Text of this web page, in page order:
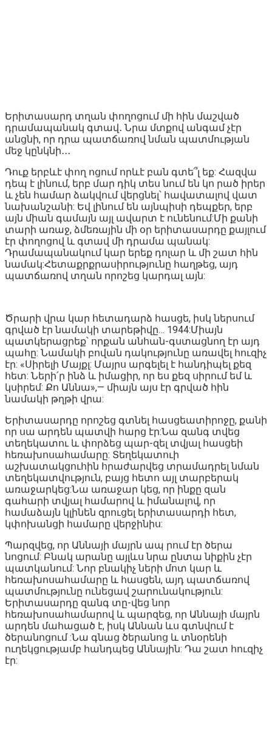
Երիտասարդ տղան փողոցում մի հին մաշված
դրամապանակ գտավ․ Նրա մտքով անգամ չէր
անցնի, որ դրա պատճառով նման պատմության
մեջ կընկնի․․․
Դուք երբևէ փող ոցում որևէ բան գտե՞լ եք: Հազվա
դեպ է լինում, երբ մար դիկ տես նում են կո րած իրեր
և չեն համար ձակվում վերցնել՝ հավատալով վատ
նախանշանի: Եվ լինում են այնպիսի դեպքեր, երբ
այն միան գամայն այլ ավարտ է ունենում:Մի քանի
տարի առաջ, ձմեռային մի օր երիտասարդը քայլում
էր փողոցով և գտավ մի դրամա պանակ:
Դրամապանակում կար երեք դոլար և մի շատ հին
նամակ:Հետաքրքրասիրությունը հաղթեց, այդ
պատճառով տղան որոշեց կարդալ այն:
Ծրարի վրա կար հետադարձ հասցե, իսկ ներսում
գրված էր նամակի տարեթիվը… 1944:Միայն
պատկերացրեք՝ որքան անհան-գստացնող էր այդ
պահը: Նամակի բովան դակությունը առավել հուզիչ
էր: «Սիրելի Մայքլ: Մայրս արգելել է հանդիպել քեզ
հետ: Ների՛ր ինձ և իմացիր, որ ես քեզ սիրում եմ և
կսիրեմ: Քո Աննա»,— միայն այս էր գրված հին
նամակի թղթի վրա:
Երիտասարդը որոշեց գտնել հասցեատիրոջը, քանի
որ սա արդեն պատվի հարց էր:Նա զանգ տվեց
տեղեկատու և փորձեց պար-զել տվյալ հասցեի
հեռախոսահամարը: Տեղեկատուի
աշխատակցուհին հրաժարվեց տրամադրել նման
տեղեկատվություն, բայց հետո այլ տարբերակ
առաջարկեց:Նա առաջար կեց, որ ինքը զան
գահարի տվյալ համարով և իմանալով, որ
համաձայն կլինեն զրուցել երիտասարդի հետ,
կփոխանցի համարը վերջինիս:
Պարզվեց, որ Աննայի մայրն ապ րում էր ծերա
նոցում: Բնակ արանը այլևս նրա ընտա նիքին չէր
պատկանում: Նոր բնակիչ ների մոտ կար և
հեռախոսահամարը և հասցեն, այդ պատճառով
պատմությունը ունեցավ շարունակություն:
Երիտասարդը զանգ տը-վեց նոր
հեռախոսահամարով և պարզեց, որ Աննայի մայրն
արդեն մահացած է, իսկ Աննան ևս գտնվում է
ծերանոցում :Նա գնաց ծերանոց և տնօրենի
ուղեկցությամբ հանդպեց Աննային: Դա շատ հուզիչ
էր: